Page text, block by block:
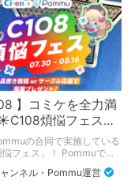
】コミケを全力満
煩悩フェス☀
のご案内
の合同で実施している
悩フェス」！ Pommuでの
ついて、改めてこちらでも
します！
ンネル・Pommu運営